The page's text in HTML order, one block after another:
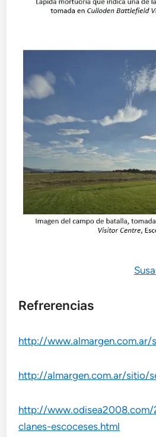
Refrerencias
http://
http://almargen.com.ar/sitio/
http://
clanes-escoceses.html